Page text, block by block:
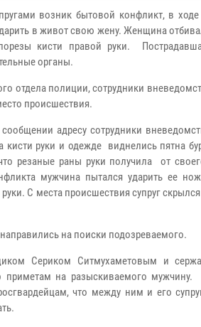
возник бытовой конфликт, в
в живот свою жену. Женщина
кисти правой руки.
органы.
отдела полиции, сотрудники
происшествия.
адресу сотрудники
кисти руки и одежде виднелись пятна
резаные раны руки получила от
мужчина пытался ударить ее
С места происшествия супруг
на поиски подозреваемого.
Сериком Ситмухаметовым и
на разыскиваемого
что между ним и его